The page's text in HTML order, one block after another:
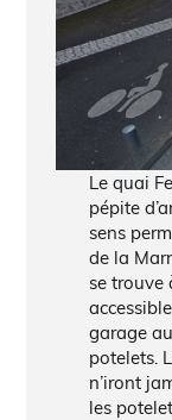
Le quai
pépite
sens
de la
se trouve
garage
potelets.
n’iront
les